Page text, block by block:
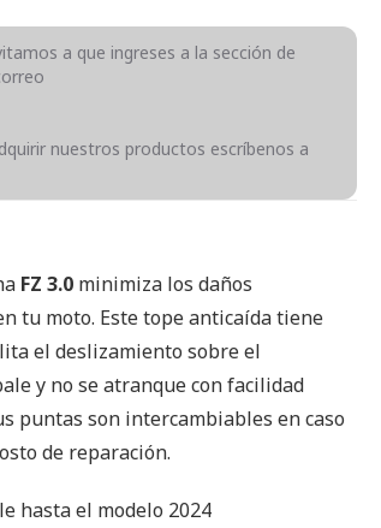
a que ingreses a la sección de
nuestros productos escríbenos a
FZ 3.0 minimiza los daños
tu moto. Este tope anticaída tiene
el deslizamiento sobre el
y no se atranque con facilidad
puntas son intercambiables en caso
de reparación.
hasta el modelo 2024